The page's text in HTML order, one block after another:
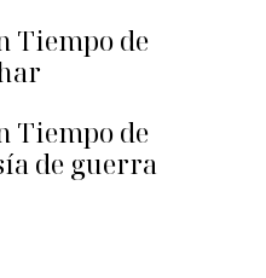
Tiempo de
Tiempo de
de guerra